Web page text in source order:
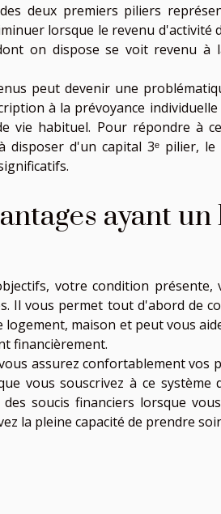
deux premiers piliers
lorsque le revenu d'activité
on dispose se voit revenu à
peut devenir une
à la prévoyance
vie habituel. Pour répondre à
disposer d'un capital 3ᵉ pilier,
ayant un
votre condition
Il vous permet tout d'abord de
logement, maison et peut vous
financièrement.
assurez confortablement vos
vous souscrivez à ce
soucis financiers lorsque
la pleine capacité de prendre